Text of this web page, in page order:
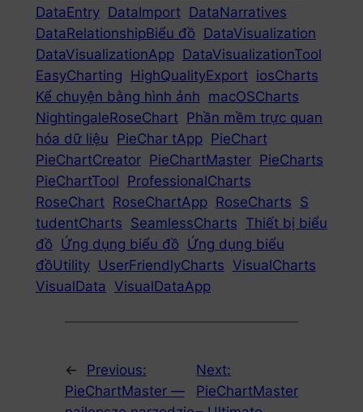
DataEntry DataImport DataNarratives
DataRelationshipBiểu đồ DataVisualization
DataVisualizationApp DataVisualizationTool
EasyCharting HighQualityExport iosCharts
Kể chuyện bằng hình ảnh macOSCharts
NightingaleRoseChart Phần mềm trực quan
hóa dữ liệu PieChar tApp PieChart
PieChartCreator PieChartMaster PieCharts
PieChartTool ProfessionalCharts
RoseChart RoseChartApp RoseCharts S
tudentCharts SeamlessCharts Thiết bị biểu
đồ Ứng dụng biểu đồ Ứng dụng biểu
đồUtility UserFriendlyCharts VisualCharts
VisualData
VisualDataApp
←
Previous:
PieChartMaster —
Next:
PieChartMaster